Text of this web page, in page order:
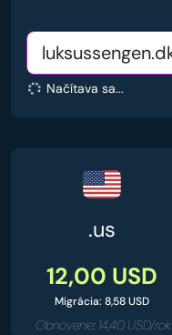
Načítava sa...
.us
12,00 USD
Migrácia: 8,58 USD
Obnovenie: 14,40 USD/rok